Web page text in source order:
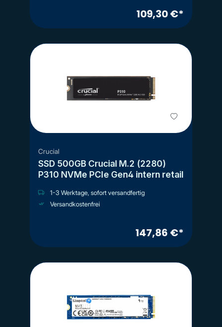
109,30 €*
Crucial
SSD 500GB Crucial M.2 (2280)
P310 NVMe PCIe Gen4 intern retail
1-3 Werktage, sofort versandfertig
Versandkostenfrei
147,86 €*